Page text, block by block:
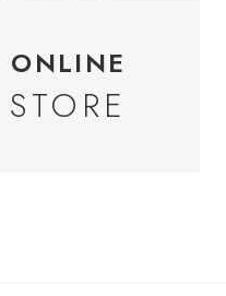
ONLINE
STORE